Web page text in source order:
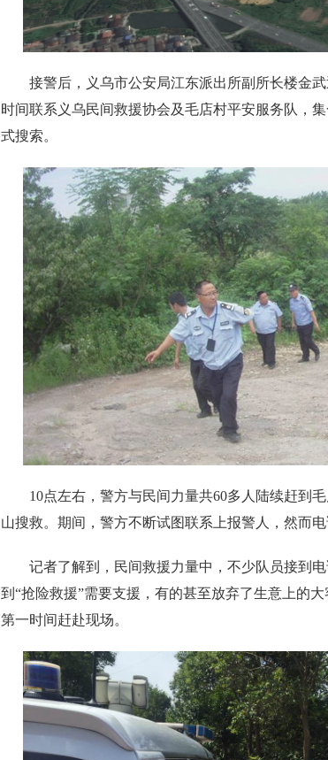
接警后，义乌市公安局江东派出所副所长楼金武
时间联系义乌民间救援协会及毛店村平安服务队，
式搜索。
10点左右，警方与民间力量共60多人陆续赶到毛
山搜救。期间，警方不断试图联系上报警人，然而
记者了解到，民间救援力量中，不少队员接到电
到“抢险救援”需要支援，有的甚至放弃了生意上的
第一时间赶赴现场。